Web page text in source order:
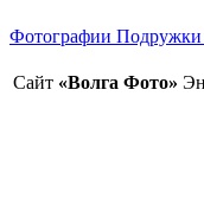
Фотографии Подружки
Сайт «Волга Фото»